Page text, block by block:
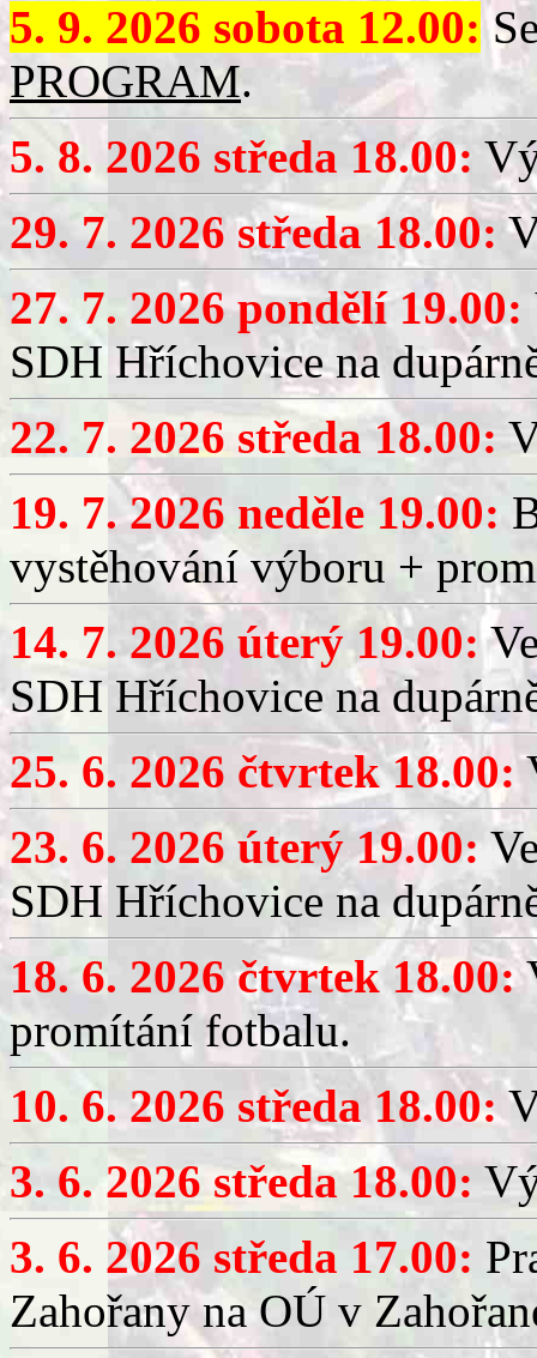
5. 9. 2026 sobota 12.00:
PROGRAM.
5. 8. 2026 středa 18.00:
29. 7. 2026 středa 18.00:
27. 7. 2026 pondělí 19.00:
SDH Hříchovice na
22. 7. 2026 středa 18.00:
19. 7. 2026 neděle 19.00:
vystěhování výboru +
14. 7. 2026 úterý 19.00:
SDH Hříchovice na
25. 6. 2026 čtvrtek 18.00:
23. 6. 2026 úterý 19.00:
SDH Hříchovice na
18. 6. 2026 čtvrtek 18.00:
promítání fotbalu.
10. 6. 2026 středa 18.00:
3. 6. 2026 středa 18.00:
3. 6. 2026 středa 17.00:
Zahořany na OÚ v